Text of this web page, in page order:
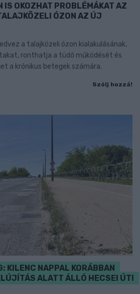
IS OKOZHAT PROBLÉMÁKAT AZ
ÓZON AZ ÚJ
a talajközeli ózon kialakulásának,
ronthatja a tüdő működését és
a krónikus betegek számára.
Szólj hozzá!
KILENC NAPPAL KORÁBBAN
ALATT ÁLLÓ HECSEI ÚTI